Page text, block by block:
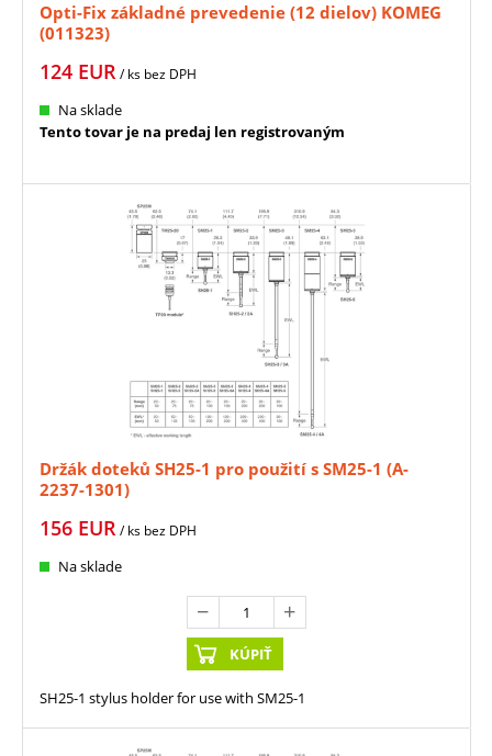
Opti-Fix základné prevedenie (12 dielov) KOMEG
(011323)
124 EUR/ ks bez DPH
Na sklade
Tento tovar je na predaj len registrovaným
Držák doteků SH25-1 pro použití s SM25-1 (A-
2237-1301)
156 EUR/ ks bez DPH
Na sklade
KÚPIŤ
SH25-1 stylus holder for use with SM25-1